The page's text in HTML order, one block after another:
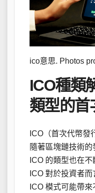
ico意思. Photos
ICO種類
類型的首
ICO（首次代幣發
隨著區塊鏈技術的
ICO 的類型也在
ICO 對於投資者
ICO 模式可能帶